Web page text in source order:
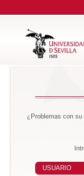
¿Problemas con
USUARIO